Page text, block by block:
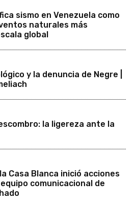
sismo en Venezuela como
naturales más
global
y la denuncia de Negre |
la ligereza ante la
Casa Blanca inició acciones
comunicacional de